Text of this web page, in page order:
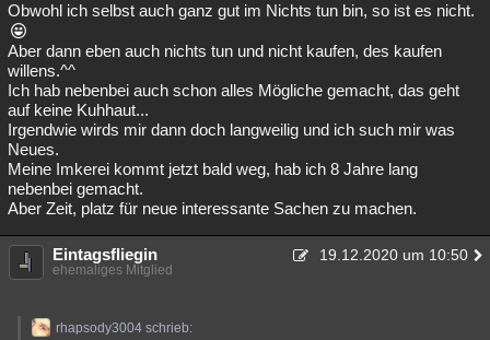
Obwohl ich selbst auch ganz gut im Nichts tun bin, so ist es nicht.
Aber dann eben auch nichts tun und nicht kaufen, des kaufen
willens.^^
Ich hab nebenbei auch schon alles Mögliche gemacht, das geht
auf keine Kuhhaut...
Irgendwie wirds mir dann doch langweilig und ich such mir was
Neues.
Meine Imkerei kommt jetzt bald weg, hab ich 8 Jahre lang
nebenbei gemacht.
Aber Zeit, platz für neue interessante Sachen zu machen.
Eintagsfliegin 19.12.2020 um 10:50
ehemaliges Mitglied
rhapsody3004 schrieb: